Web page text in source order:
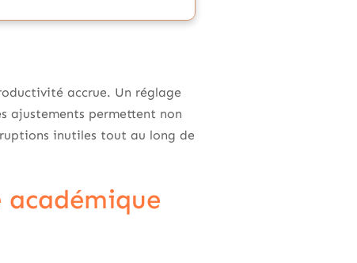
accrue. Un réglage
ajustements permettent non
inutiles tout au long de